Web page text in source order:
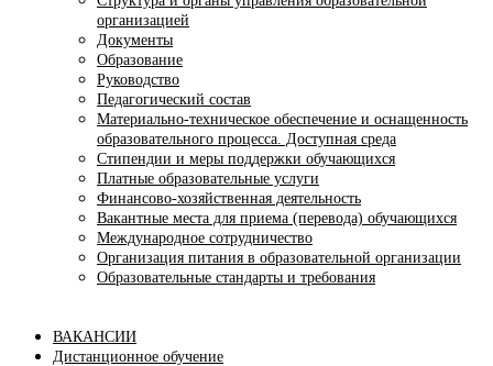
организацией
Документы
Образование
Руководство
Педагогический состав
Материально-техническое обеспечение и оснащенность
образовательного процесса. Доступная среда
Стипендии и меры поддержки обучающихся
Платные образовательные услуги
Финансово-хозяйственная деятельность
Вакантные места для приема (перевода) обучающихся
Международное сотрудничество
Организация питания в образовательной организации
Образовательные стандарты и требования
ВАКАНСИИ
Дистанционное обучение